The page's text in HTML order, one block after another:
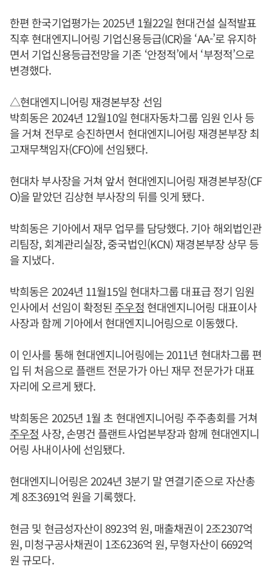
한편 한국기업평가는 2025년 1월22일 현대건설 실적발표
직후 현대엔지니어링 기업신용등급(ICR)을 ‘AA-’로 유지하
면서 기업신용등급전망을 기존 ‘안정적’에서 ‘부정적’으로
변경했다.
△현대엔지니어링 재경본부장 선임
박희동은 2024년 12월10일 현대자동차그룹 임원 인사 등
을 거쳐 전무로 승진하면서 현대엔지니어링 재경본부장 최
고재무책임자(CFO)에 선임됐다.
현대차 부사장을 거쳐 앞서 현대엔지니어링 재경본부장(CF
O)을 맡았던 김상현 부사장의 뒤를 잇게 됐다.
박희동은 기아에서 재무 업무를 담당했다. 기아 해외법인관
리팀장, 회계관리실장, 중국법인(KCN) 재경본부장 상무 등
을 지냈다.
박희동은 2024년 11월15일 현대차그룹 대표급 정기 임원
인사에서 선임이 확정된 주우정 현대엔지니어링 대표이사
사장과 함께 기아에서 현대엔지니어링으로 이동했다.
이 인사를 통해 현대엔지니어링에는 2011년 현대차그룹 편
입 뒤 처음으로 플랜트 전문가가 아닌 재무 전문가가 대표
자리에 오르게 됐다.
박희동은 2025년 1월 초 현대엔지니어링 주주총회를 거쳐
주우정 사장, 손명건 플랜트사업본부장과 함께 현대엔지니
어링 사내이사에 선임됐다.
현대엔지니어링은 2024년 3분기 말 연결기준으로 자산총
계 8조3691억 원을 기록했다.
현금 및 현금성자산이 8923억 원, 매출채권이 2조2307억
원, 미청구공사채권이 1조6236억 원, 무형자산이 6692억
원 규모다.